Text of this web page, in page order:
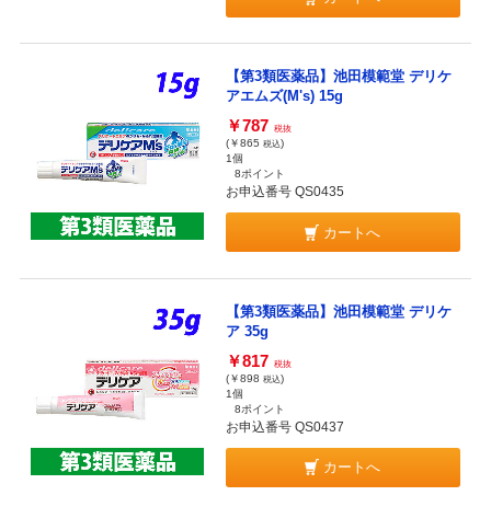
【第3類医薬品】池田模範堂 デリケ
アエムズ(M's) 15g
￥787 税抜
(￥865 税込)
1個
8ポイント
お申込番号 QS0435
カートへ
【第3類医薬品】池田模範堂 デリケ
ア 35g
￥817 税抜
(￥898 税込)
1個
8ポイント
お申込番号 QS0437
カートへ